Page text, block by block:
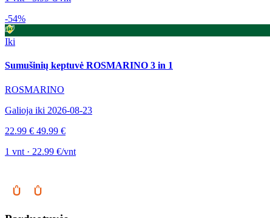
-54%
Iki
Sumušinių keptuvė ROSMARINO 3 in 1
ROSMARINO
Galioja iki 2026-08-23
22.99 € 49.99 €
1 vnt · 22.99 €/vnt